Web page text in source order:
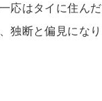
応はタイに住んだ
独断と偏見になり